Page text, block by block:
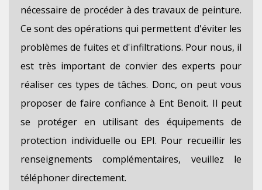
nécessaire de procéder à des travaux de peinture.
Ce sont des opérations qui permettent d'éviter les
problèmes de fuites et d'infiltrations. Pour nous, il
est très important de convier des experts pour
réaliser ces types de tâches. Donc, on peut vous
proposer de faire confiance à Ent Benoit. Il peut
se protéger en utilisant des équipements de
protection individuelle ou EPI. Pour recueillir les
renseignements complémentaires, veuillez le
téléphoner directement.